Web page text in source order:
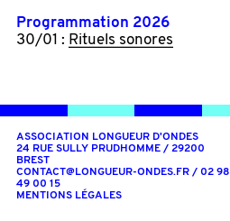
Programmation 2026
30/01 : Rituels sonores
ASSOCIATION LONGUEUR D'ONDES
24 RUE SULLY PRUDHOMME / 29200
BREST
CONTACT@LONGUEUR-ONDES.FR / 02 98
49 00 15
MENTIONS LÉGALES